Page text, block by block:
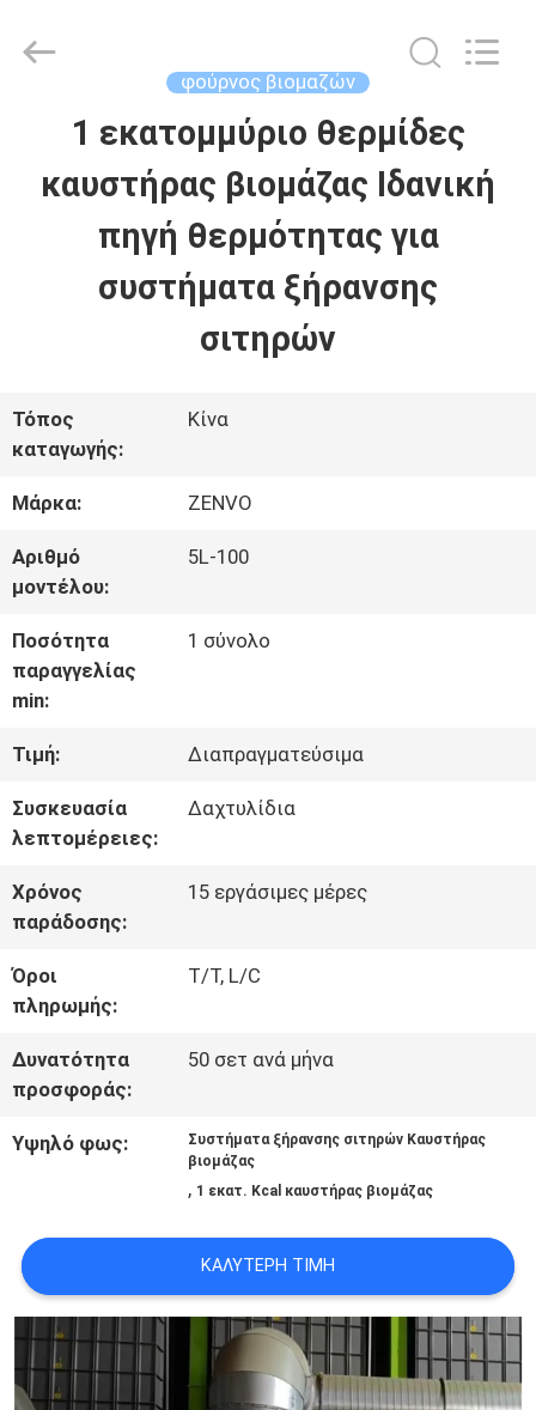
ΣΠΊΤΙ
ΠΡΟΪΌΝΤΑ
ΠΕΡΊΠΟΥ
ΓΎΡΟΣ
ΕΡΓΟΣΤΑΣΊΩΝ
ΠΟΙΟΤΙΚΌΣ
ΈΛΕΓΧΟΣ
ΕΛΆΤΕ
ΣΕ
ΕΠΑΦΉ
ΜΕ
ΕΙΔΉΣΕΙΣ
ΖΗΤΉΣΤΕ
ΈΝΑ
ΑΠΌΣΠΑΣΜΑ
SITEMAP
ΠΟΛΙΤΙΚΉ
TECHNOLOGY
φούρνος βιομαζών
1 εκατομμύριο θερμίδες
καυστήρας βιομάζας Ιδανική
πηγή θερμότητας για
συστήματα ξήρανσης
σιτηρών
Τόπος
καταγωγής:
Κίνα
Μάρκα: ZENVO
Αριθμό
μοντέλου:
5L-100
Ποσότητα
παραγγελίας
min:
1 σύνολο
Τιμή: Διαπραγματεύσιμα
Συσκευασία
λεπτομέρειες:
Δαχτυλίδια
Χρόνος
παράδοσης:
15 εργάσιμες μέρες
Όροι
πληρωμής:
T/T, L/C
Δυνατότητα
προσφοράς:
50 σετ ανά μήνα
Υψηλό φως:
Συστήματα ξήρανσης σιτηρών Καυστήρας
βιομάζας
, 1 εκατ. Kcal καυστήρας βιομάζας
ΚΑΛΎΤΕΡΗ ΤΙΜΉ